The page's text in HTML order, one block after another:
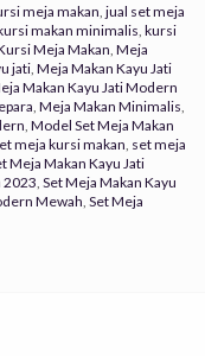
meja makan jual set meja
makan minimalis kursi
Meja Makan Meja
jati Meja Makan Kayu Jati
Makan Kayu Jati Modern
Meja Makan Minimalis
Model Set Meja Makan
meja kursi makan set meja
Meja Makan Kayu Jati
2023 Set Meja Makan Kayu
Mewah Set Meja